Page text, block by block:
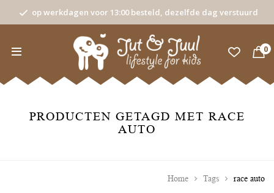
op werkdagen voor 13:00 besteld, dezelfde dag verstuurd
0
PRODUCTEN GETAGD MET RACE
AUTO
Home Tags race auto